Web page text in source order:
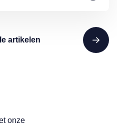
artikelen
onze